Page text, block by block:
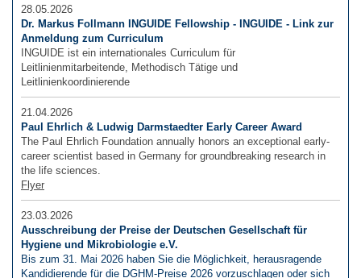
28.05.2026
Dr. Markus Follmann INGUIDE Fellowship - INGUIDE - Link zur
Anmeldung zum Curriculum
INGUIDE ist ein internationales Curriculum für
Leitlinienmitarbeitende, Methodisch Tätige und
Leitlinienkoordinierende
21.04.2026
Paul Ehrlich & Ludwig Darmstaedter Early Career Award
The Paul Ehrlich Foundation annually honors an exceptional early-
career scientist based in Germany for groundbreaking research in
the life sciences.
Flyer
23.03.2026
Ausschreibung der Preise der Deutschen Gesellschaft für
Hygiene und Mikrobiologie e.V.
Bis zum 31. Mai 2026 haben Sie die Möglichkeit, herausragende
Kandidierende für die DGHM-Preise 2026 vorzuschlagen oder sich